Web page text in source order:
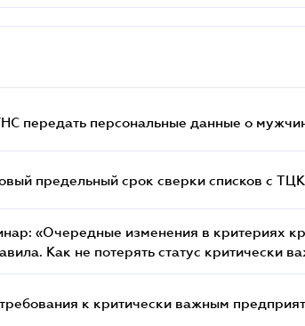
передать персональные данные о
предельный срок сверки списков c ТЦК
«Очередные изменения в критериях
Как не потерять статус критически
к критически важным